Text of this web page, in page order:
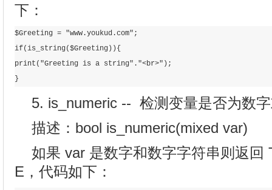
下：
$Greeting = "www.youkud.com";
if(is_string($Greeting)){
print("Greeting is a string"."<br>");
}
5. is_numeric -- 检测变量是否为数
描述：bool is_numeric(mixed var)
如果 var 是数字和数字字符串则返回
E，代码如下：